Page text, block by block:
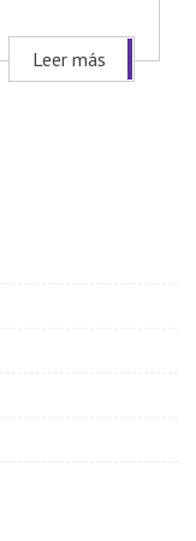
Leer más